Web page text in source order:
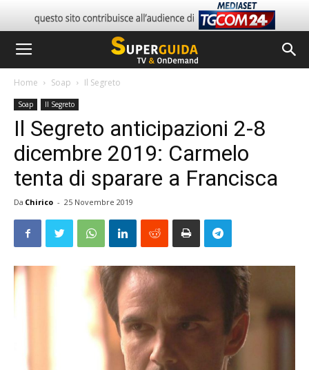
Home Soap Il Segreto
Soap Il Segreto
Il Segreto anticipazioni 2-8
dicembre 2019: Carmelo
tenta di sparare a Francisca
Da Chirico - 25 Novembre 2019